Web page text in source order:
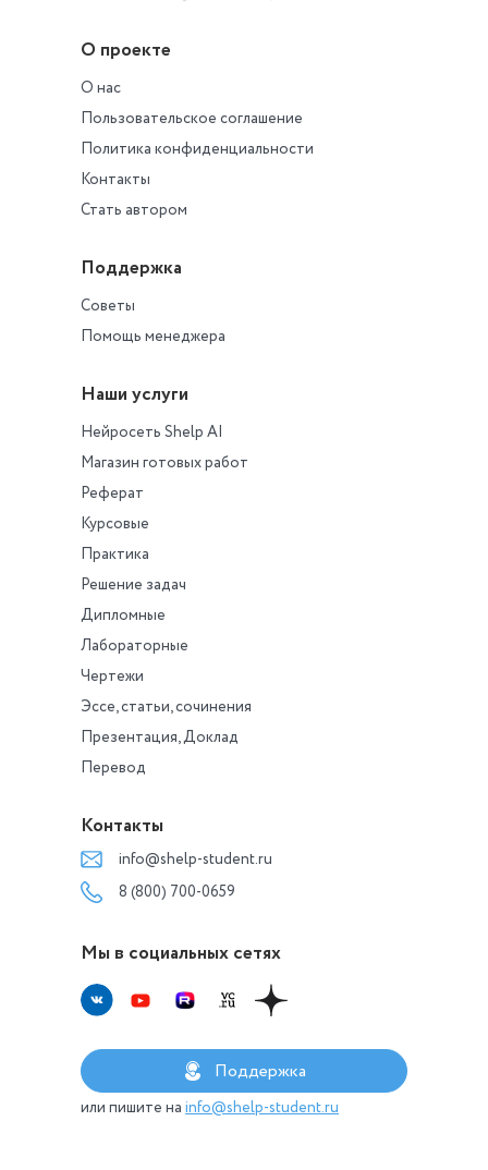
О проекте
О нас
Пользовательское соглашение
Политика конфиденциальности
Контакты
Стать автором
Поддержка
Советы
Помощь менеджера
Наши услуги
Нейросеть Shelp AI
Магазин готовых работ
Реферат
Курсовые
Практика
Решение задач
Дипломные
Лабораторные
Чертежи
Эссе, статьи, сочинения
Презентация, Доклад
Перевод
Контакты
info@shelp-student.ru
8 (800) 700-0659
Мы в социальных сетях
Поддержка
или пишите на info@shelp-student.ru